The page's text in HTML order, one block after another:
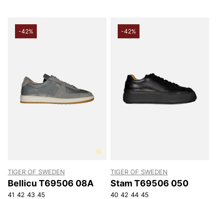
-42%
TIGER OF SWEDEN
Bellicu T69506 08A
41 42 43 45
-42%
TIGER OF SWEDEN
Stam T69506 050
40 42 44 45